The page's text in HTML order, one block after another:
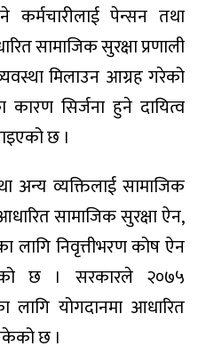
पेन्सन तथा
सामाजिक सुरक्षा प्रणाली
मिलाउन आग्रह गरेको
सिर्जना हुने दायित्व
छ ।
अन्य व्यक्तिलाई सामाजिक
सामाजिक सुरक्षा ऐन,
लागि निवृत्तीभरण कोष ऐन
छ । सरकारले २०७५
लागि योगदानमा आधारित
छ ।